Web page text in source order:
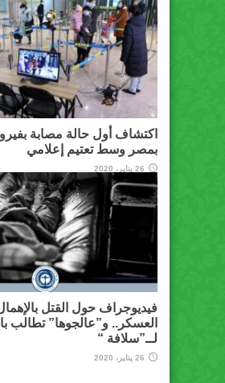
اكتشاف أول حالة مصابة
بمصر وسط تعتيم إعلامي
26 يناير، 2020
فيديوجراف حول القتل
العسكر.. و”عالجوها” تطالب
لــ”سلافة “
26 يناير، 2020